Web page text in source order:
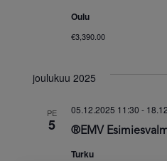
Oulu
€3,390.00
joulukuu 2025
PE
5 ®EMV
05.12.2025 11:30 -
Turku